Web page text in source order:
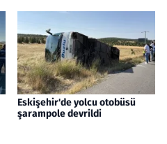
Eskişehir'de yolcu otobüsü
şarampole devrildi